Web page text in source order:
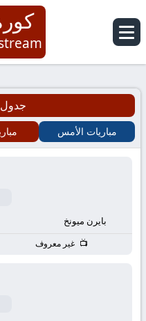
كورة
لايف
|
koora
مباريات
جدول
مباريات الأمس
بايرن ميونخ
غير معروف